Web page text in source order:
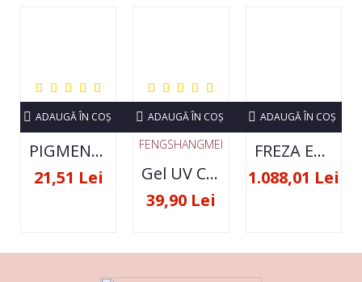
PIGMENT NEON SET 12 CULORI
21,51 Lei
ADAUGĂ ÎN COŞ
FENGSHANGMEI
Gel UV Constructie FSM 50ML - 07
39,90 Lei
ADAUGĂ ÎN COŞ
FREZA ELECTRICA STRONG 210 35000 RPM- ORIGINALA
1.088,01 Lei
ADAUGĂ ÎN COŞ